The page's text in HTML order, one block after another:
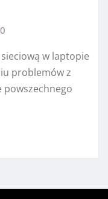
0
w laptopie
problemów z
powszechnego